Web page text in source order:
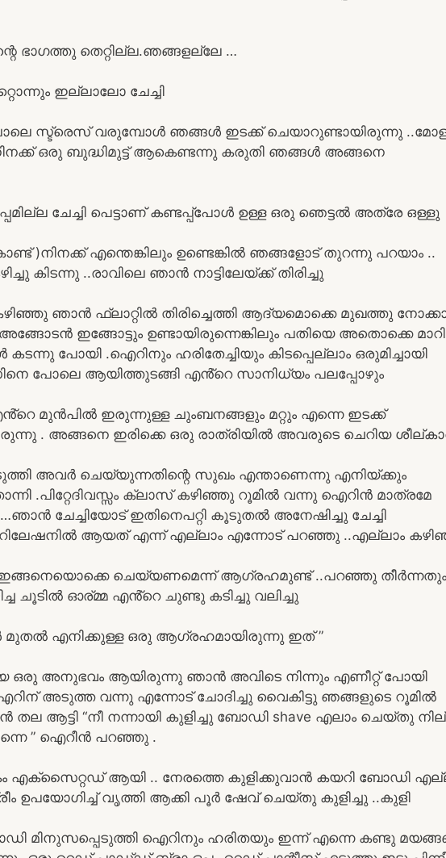
ഭാഗത്തു തെറ്റില്ല.ഞങ്ങളല്ലേ …
ഇല്ലാലോ ചേച്ചി
സ്ട്രെസ് വരുമ്പോൾ ഞങ്ങൾ ഇടക്ക് ചെയാറുണ്ടായിരുന്നു
ഒരു ബുദ്ധിമുട്ട് ആകെണ്ടന്നു കരുതി ഞങ്ങൾ അങ്ങനെ
ചേച്ചി പെട്ടാണ് കണ്ടപ്പ്പോൾ ഉള്ള ഒരു ഞെട്ടൽ അത്രേ ഒള്ളു
)നിനക്ക് എന്തെങ്കിലും ഉണ്ടെങ്കിൽ ഞങ്ങളോട് തുറന്നു പറയാം ..
കിടന്നു ..രാവിലെ ഞാൻ നാട്ടിലേയ്ക്ക് തിരിച്ചു
ഞാൻ ഫ്ലാറ്റിൽ തിരിച്ചെത്തി ആദ്യമൊക്കെ മുഖത്തു
ഇങ്ങോട്ടും ഉണ്ടായിരുന്നെങ്കിലും പതിയെ അതൊക്കെ മാറി
പോയി .ഐറിനും ഹരിതേച്ചിയും കിടപ്പെല്ലാം ഒരുമിച്ചായി
പോലെ ആയിത്തുടങ്ങി എൻ്റെ സാനിധ്യം പലപ്പോഴും
മുൻപിൽ ഇരുന്നുള്ള ചുംബനങ്ങളും മറ്റും എന്നെ ഇടക്ക്
. അങ്ങനെ ഇരിക്കെ ഒരു രാത്രിയിൽ അവരുടെ ചെറിയ
അവർ ചെയ്യുന്നതിന്റെ സുഖം എന്താണെന്നു എനിയ്ക്കും
.പിറ്റേദിവസ്സം ക്ലാസ് കഴിഞ്ഞു റൂമിൽ വന്നു ഐറിൻ മാത്രമേ
ചേച്ചിയോട് ഇതിനെപറ്റി കൂടുതൽ അനേഷിച്ചു ചേച്ചി
ആയത് എന്ന് എല്ലാം എന്നോട് പറഞ്ഞു ..എല്ലാം
ഇങ്ങനെയൊക്കെ ചെയ്യണമെന്ന് ആഗ്രഹമുണ്ട് ..പറഞ്ഞു തീർന്നതും
ചൂടിൽ ഓര്മ്മ എൻ്റെ ചുണ്ടു കടിച്ചു വലിച്ചു
മുതൽ എനിക്കുള്ള ഒരു ആഗ്രഹമായിരുന്നു ഇത് ”
ഒരു അനുഭവം ആയിരുന്നു ഞാൻ അവിടെ നിന്നും എണീറ്റ് പോയി
അടുത്ത വന്നു എന്നോട് ചോദിച്ചു വൈകിട്ടു ഞങ്ങളുടെ റൂമിൽ
ആട്ടി “നീ നന്നായി കുളിച്ചു ബോഡി shave എലാം ചെയ്തു
” ഐറീൻ പറഞ്ഞു .
എക്സൈറ്റഡ് ആയി .. നേരത്തെ കുളിക്കുവാൻ കയറി ബോഡി
ഉപയോഗിച്ച് വൃത്തി ആക്കി പൂർ ഷേവ് ചെയ്തു കുളിച്ചു ..കുളി
മിനുസപ്പെടുത്തി ഐറിനും ഹരിതയും ഇന്ന് എന്നെ കണ്ടു